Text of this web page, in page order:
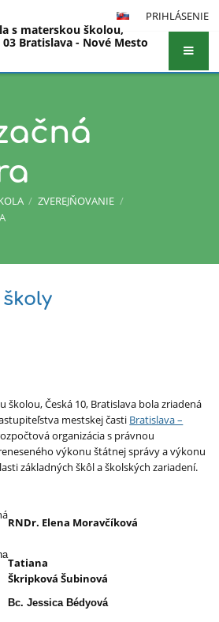
PRIHLÁSENIE
s materskou školou,
03 Bratislava - Nové Mesto
/ ZVEREJŇOVANIE /
školou, Česká 10, Bratislava bola zriadená
mestskej časti Bratislava –
organizácia s právnou
výkonu štátnej správy a výkonu
základných škôl a školských zariadení.
RNDr. Elena Moravčíková
Tatiana
Škripková Šubinová
Bc. Jessica Bédyová